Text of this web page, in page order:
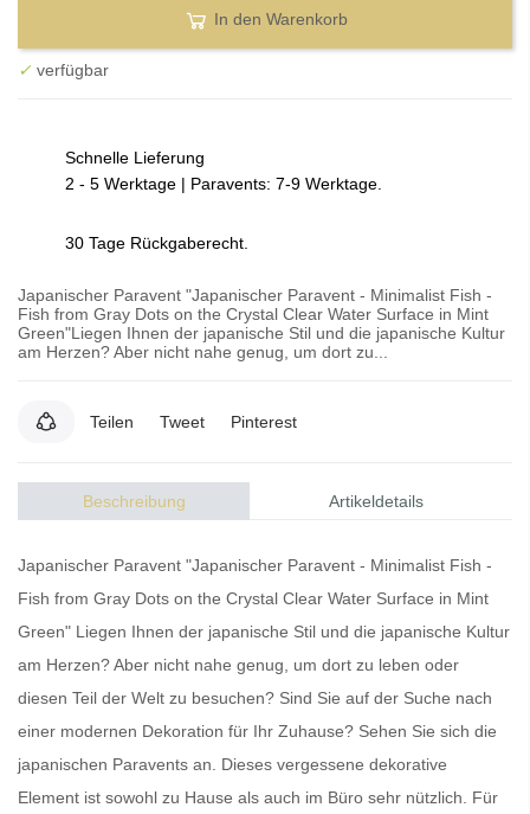
In den Warenkorb
✓ verfügbar
Schnelle Lieferung
2 - 5 Werktage | Paravents: 7-9 Werktage.
30 Tage Rückgaberecht.
Japanischer Paravent "Japanischer Paravent - Minimalist Fish -
Fish from Gray Dots on the Crystal Clear Water Surface in Mint
Green"Liegen Ihnen der japanische Stil und die japanische Kultur
am Herzen? Aber nicht nahe genug, um dort zu...
Teilen Tweet Pinterest
Beschreibung Artikeldetails
Japanischer Paravent "Japanischer Paravent - Minimalist Fish -
Fish from Gray Dots on the Crystal Clear Water Surface in Mint
Green" Liegen Ihnen der japanische Stil und die japanische Kultur
am Herzen? Aber nicht nahe genug, um dort zu leben oder
diesen Teil der Welt zu besuchen? Sind Sie auf der Suche nach
einer modernen Dekoration für Ihr Zuhause? Sehen Sie sich die
japanischen Paravents an. Dieses vergessene dekorative
Element ist sowohl zu Hause als auch im Büro sehr nützlich. Für